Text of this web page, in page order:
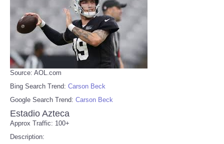
Source: AOL.com
Bing Search Trend: Carson Beck
Google Search Trend: Carson Beck
Estadio Azteca
Approx Traffic: 100+
Description: